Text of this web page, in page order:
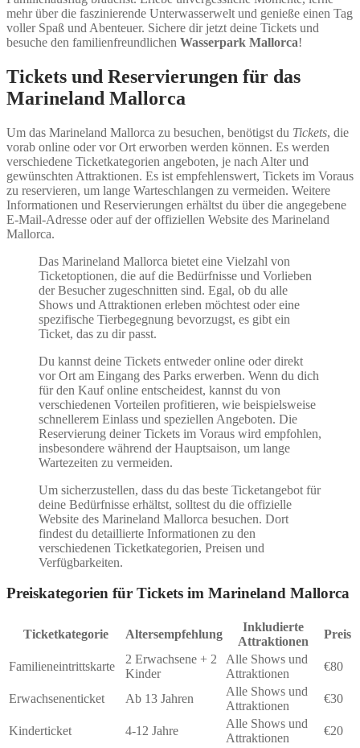
mehr über die faszinierende Unterwasserwelt und genieße einen Tag
voller Spaß und Abenteuer. Sichere dir jetzt deine Tickets und
besuche den familienfreundlichen Wasserpark Mallorca!
Tickets und Reservierungen für das
Marineland Mallorca
Um das Marineland Mallorca zu besuchen, benötigst du Tickets, die
vorab online oder vor Ort erworben werden können. Es werden
verschiedene Ticketkategorien angeboten, je nach Alter und
gewünschten Attraktionen. Es ist empfehlenswert, Tickets im Voraus
zu reservieren, um lange Warteschlangen zu vermeiden. Weitere
Informationen und Reservierungen erhältst du über die angegebene
E-Mail-Adresse oder auf der offiziellen Website des Marineland
Mallorca.
Das Marineland Mallorca bietet eine Vielzahl von
Ticketoptionen, die auf die Bedürfnisse und Vorlieben
der Besucher zugeschnitten sind. Egal, ob du alle
Shows und Attraktionen erleben möchtest oder eine
spezifische Tierbegegnung bevorzugst, es gibt ein
Ticket, das zu dir passt.
Du kannst deine Tickets entweder online oder direkt
vor Ort am Eingang des Parks erwerben. Wenn du dich
für den Kauf online entscheidest, kannst du von
verschiedenen Vorteilen profitieren, wie beispielsweise
schnellerem Einlass und speziellen Angeboten. Die
Reservierung deiner Tickets im Voraus wird empfohlen,
insbesondere während der Hauptsaison, um lange
Wartezeiten zu vermeiden.
Um sicherzustellen, dass du das beste Ticketangebot für
deine Bedürfnisse erhältst, solltest du die offizielle
Website des Marineland Mallorca besuchen. Dort
findest du detaillierte Informationen zu den
verschiedenen Ticketkategorien, Preisen und
Verfügbarkeiten.
Preiskategorien für Tickets im Marineland Mallorca
Ticketkategorie Altersempfehlung
Inkludierte
Attraktionen
Preis
Familieneintrittskarte
2 Erwachsene + 2
Kinder
Alle Shows und
Attraktionen
€80
Erwachsenenticket Ab 13 Jahren
Alle Shows und
Attraktionen
€30
Kinderticket 4-12 Jahre
Alle Shows und
Attraktionen
€20